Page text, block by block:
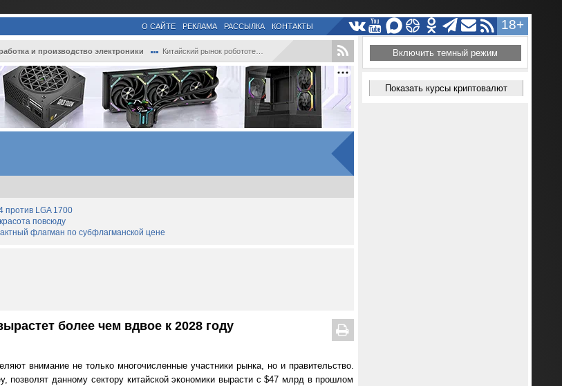
18+
О САЙТЕ РЕКЛАМА РАССЫЛКА КОНТАКТЫ
и производство электроники Китайский рынок робототехники вырастет б...
против LGA 1700
повсюду
флагман по субфлагманской цене
более чем вдвое к 2028 году
внимание не только многочисленные участники рынка, но и правительство.
позволят данному сектору китайской экономики вырасти с $47 млрд в прошлом
Включить темный режим
Показать курсы криптовалют